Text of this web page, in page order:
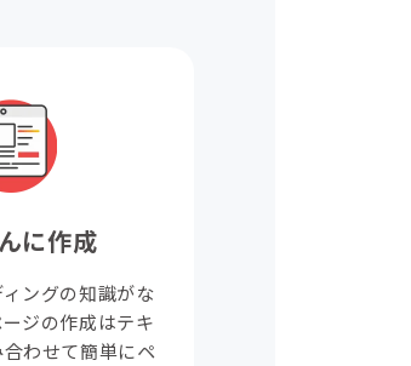
に作成
ングの知識がな
ジの作成はテキ
わせて簡単にペ